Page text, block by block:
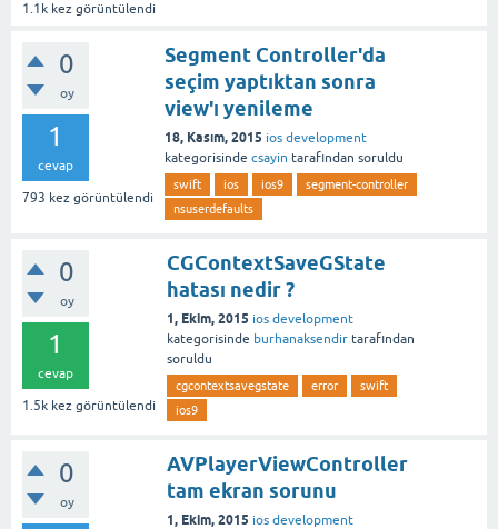
1.1k kez görüntülendi
0
oy
1
cevap
793 kez görüntülendi
Segment Controller'da
seçim yaptıktan sonra
view'ı yenileme
18, Kasım, 2015 ios development
kategorisinde csayin tarafından soruldu
swift ios ios9
segment-controller
nsuserdefaults
0
oy
1
cevap
1.5k kez görüntülendi
CGContextSaveGState
hatası nedir ?
1, Ekim, 2015 ios development
kategorisinde burhanaksendir tarafından
soruldu
cgcontextsavegstate error
swift
ios9
0
oy
AVPlayerViewController
tam ekran sorunu
1, Ekim, 2015 ios development